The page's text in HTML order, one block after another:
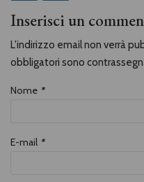
Inserisci un
L'indirizzo email non verrà
obbligatori sono
Nome *
E-mail *